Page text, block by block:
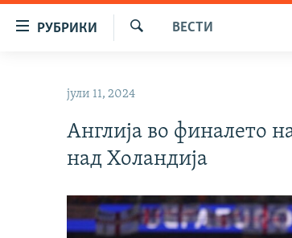
содржината
РУБРИКИ
ВИЗУЕЛНО
ПРИЈАВИ СЕ ЗА ЊУЗЛЕТЕР
ВЕСТИ
јули 11, 2024
Англија во финалето
над Холандија